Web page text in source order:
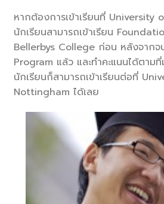
หากต้องการเข้าเรียนที่ University
นักเรียนสามารถเข้าเรียน
Bellerbys College ก่อน หลังจาก
Program แล้ว และทำคะแนนได้ตาม
นักเรียนก็สามารถเข้าเรียนต่อที่
Nottingham ได้เลย